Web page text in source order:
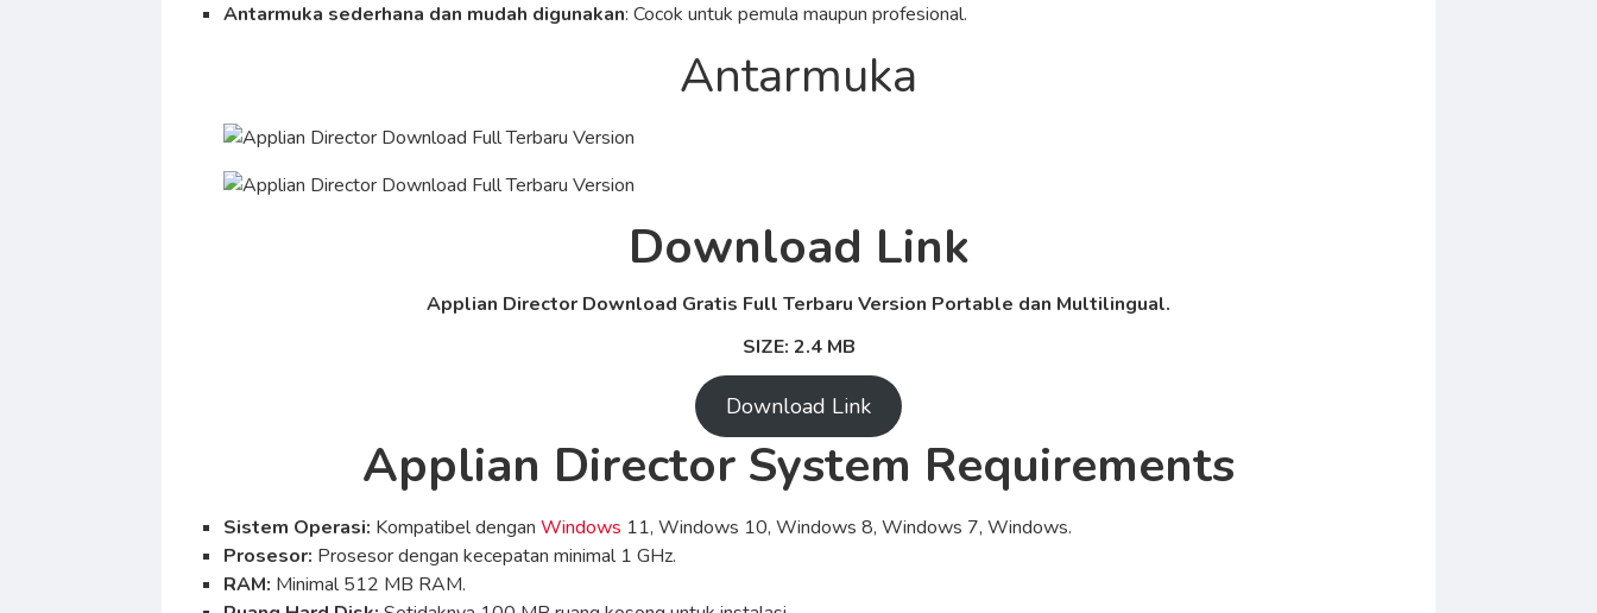
Antarmuka sederhana dan mudah digunakan: Cocok untuk pemula maupun profesional.
Antarmuka
Download Link
Applian Director Download Gratis Full Terbaru Version Portable dan Multilingual.
SIZE: 2.4 MB
Download Link
Applian Director System Requirements
Sistem Operasi: Kompatibel denganWindows 11, Windows 10, Windows 8, Windows 7, Windows.
Prosesor: Prosesor dengan kecepatan minimal 1 GHz.
RAM: Minimal 512 MB RAM.